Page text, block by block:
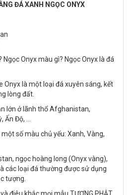
ĐÁ XANH NGỌC ONYX
Ngọc Onyx màu gì? Ngọc Onyx là đá
Onyx là một loại đá xuyên sáng, kết
lòng đất.
lớn ở lãnh thổ Afghanistan,
Độ, ...
số màu chủ yếu: Xanh, Vàng,
ngọc hoàng long (Onyx vàng),
các loại đá thường được sử dụng
tượng.